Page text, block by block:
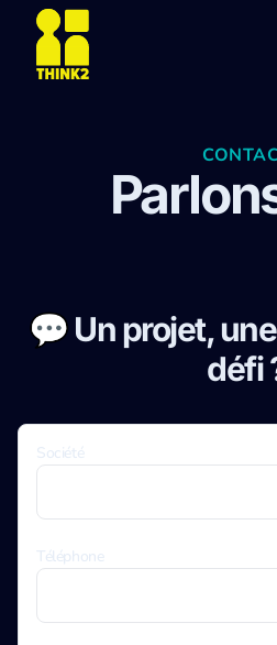
💬 Un projet,
défi
Société
Téléphone